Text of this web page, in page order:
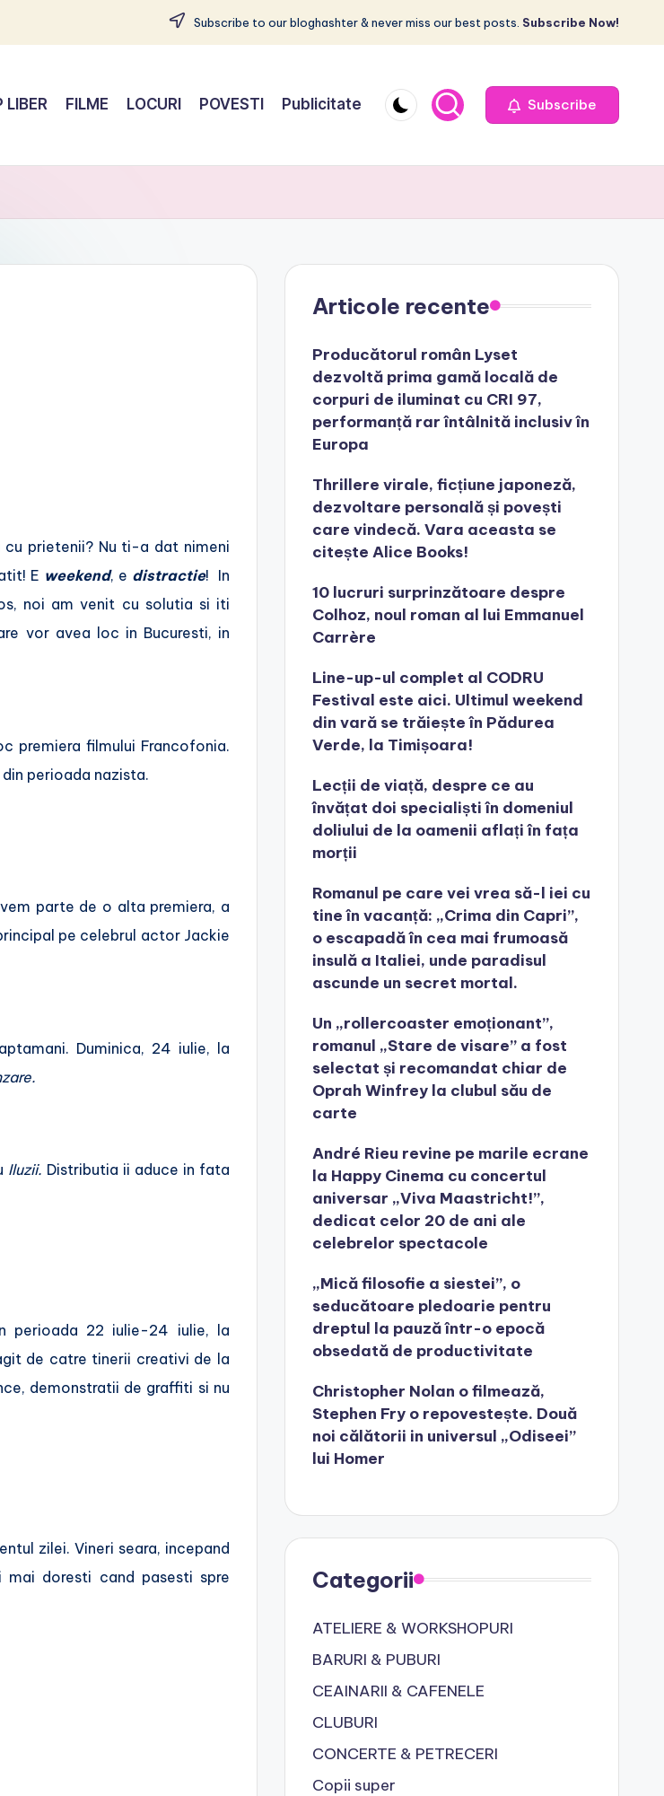
Subscribe to our bloghashter & never miss our best posts. Subscribe Now!
LIBER FILME LOCURI POVESTI Publicitate Subscribe
prietenii? Nu ti-a dat nimeni
E weekend, e distractie! In
noi am venit cu solutia si iti
vor avea loc in Bucuresti, in
premiera filmului Francofonia.
perioada nazista.
parte de o alta premiera, a
pe celebrul actor Jackie
Duminica, 24 iulie, la
Iluzii. Distributia ii aduce in fata
perioada 22 iulie-24 iulie, la
de catre tinerii creativi de la
demonstratii de graffiti si nu
zilei. Vineri seara, incepand
doresti cand pasesti spre
Articole recente
Producătorul român Lyset
dezvoltă prima gamă locală de
corpuri de iluminat cu CRI 97,
performanță rar întâlnită inclusiv în
Europa
Thrillere virale, ficțiune japoneză,
dezvoltare personală și povești
care vindecă. Vara aceasta se
citește Alice Books!
10 lucruri surprinzătoare despre
Colhoz, noul roman al lui Emmanuel
Carrère
Line-up-ul complet al CODRU
Festival este aici. Ultimul weekend
din vară se trăiește în Pădurea
Verde, la Timișoara!
Lecții de viață, despre ce au
învățat doi specialiști în domeniul
doliului de la oamenii aflați în fața
morții
Romanul pe care vei vrea să-l iei cu
tine în vacanță: „Crima din Capri”,
o escapadă în cea mai frumoasă
insulă a Italiei, unde paradisul
ascunde un secret mortal.
Un „rollercoaster emoționant”,
romanul „Stare de visare” a fost
selectat și recomandat chiar de
Oprah Winfrey la clubul său de
carte
André Rieu revine pe marile ecrane
la Happy Cinema cu concertul
aniversar „Viva Maastricht!”,
dedicat celor 20 de ani ale
celebrelor spectacole
„Mică filosofie a siestei”, o
seducătoare pledoarie pentru
dreptul la pauză într-o epocă
obsedată de productivitate
Christopher Nolan o filmează,
Stephen Fry o repovestește. Două
noi călătorii in universul „Odiseei”
lui Homer
Categorii
ATELIERE & WORKSHOPURI
BARURI & PUBURI
CEAINARII & CAFENELE
CLUBURI
CONCERTE & PETRECERI
Copii super